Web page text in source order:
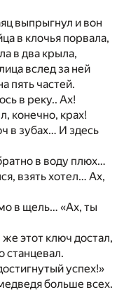
выпрыгнул и вон
в клочья порвала,
в два крыла,
вслед за ней
пять частей.
в реку.. Ах!
конечно, крах!
в зубах… И здесь
в воду плюх…
взять хотел… Ах,
в щель… «Ах, ты
этот ключ достал,
станцевал.
успех!»
больше всех.